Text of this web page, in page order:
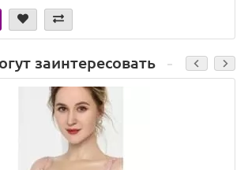
заинтересовать